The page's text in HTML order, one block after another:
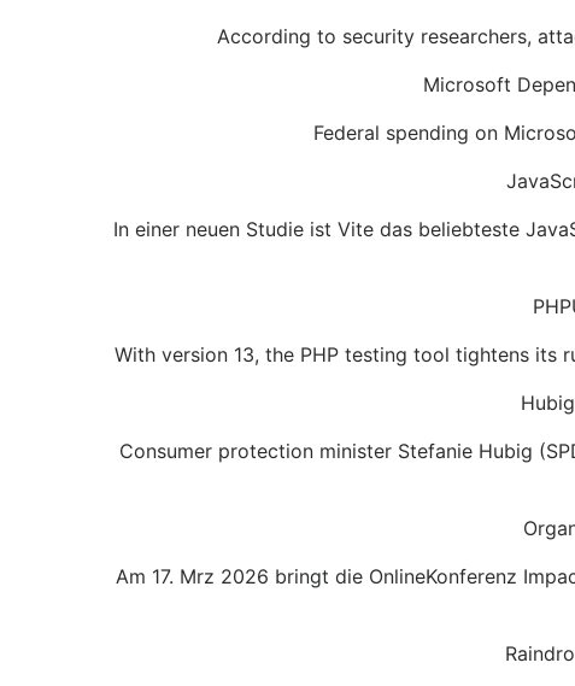
According to security researchers,
Microsoft
Federal spending on
In einer neuen Studie ist Vite das beliebteste
With version 13, the PHP testing tool tightens its
Consumer protection minister Stefanie Hubig
Am 17. Mrz 2026 bringt die OnlineKonferenz